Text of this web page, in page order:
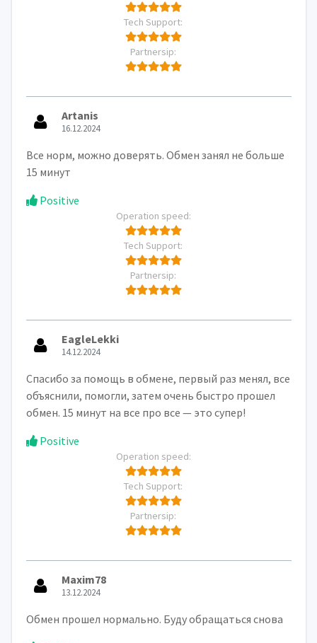
Tech Support:
Partnersip:
Artanis
16.12.2024
Все норм, можно доверять. Обмен занял не больше
15 минут
Positive
Operation speed:
Tech Support:
Partnersip:
EagleLekki
14.12.2024
Спасибо за помощь в обмене, первый раз менял, все
объяснили, помогли, затем очень быстро прошел
обмен. 15 минут на все про все — это супер!
Positive
Operation speed:
Tech Support:
Partnersip:
Maxim78
13.12.2024
Обмен прошел нормально. Буду обращаться снова